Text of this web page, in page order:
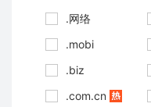
.网络
.mobi
.biz
.com.cn